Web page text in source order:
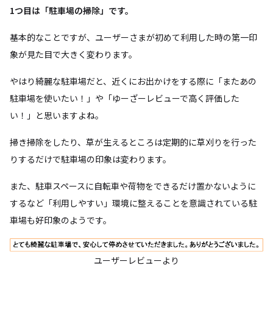
1つ目は「駐車場の掃除」です。
基本的なことですが、ユーザーさまが初めて利用した時の第一印
象が見た目で大きく変わります。
やはり綺麗な駐車場だと、近くにお出かけをする際に「またあの
駐車場を使いたい！」や「ゆーざーレビューで高く評価した
い！」と思いますよね。
掃き掃除をしたり、草が生えるところは定期的に草刈りを行った
りするだけで駐車場の印象は変わります。
また、駐車スペースに自転車や荷物をできるだけ置かないように
するなど「利用しやすい」環境に整えることを意識されている駐
車場も好印象のようです。
ユーザーレビューより